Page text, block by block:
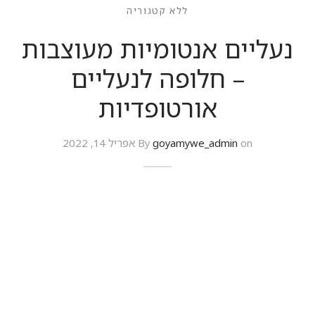
ללא קטגוריה
נעליים אנטומיות מעוצבות
– חלופה לנעליים
אורטופדיות
By goyamywe_admin on אפריל 14, 2022